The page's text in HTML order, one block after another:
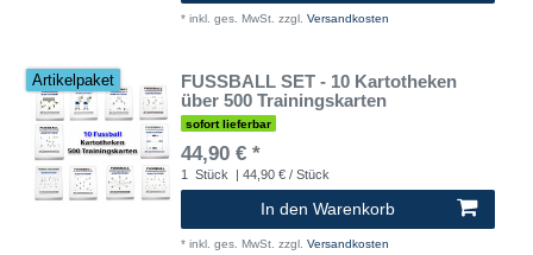
* inkl. ges. MwSt. zzgl. Versandkosten
Artikelpaket
FUSSBALL SET - 10 Kartotheken
über 500 Trainingskarten
sofort lieferbar
44,90 € *
1 Stück | 44,90 € / Stück
In den Warenkorb
* inkl. ges. MwSt. zzgl. Versandkosten